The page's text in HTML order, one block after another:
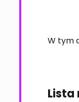
W tym
Lista